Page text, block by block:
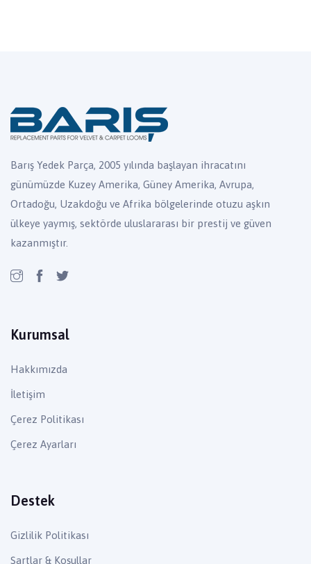
Barış Yedek Parça, 2005 yılında başlayan ihracatını
günümüzde Kuzey Amerika, Güney Amerika, Avrupa,
Ortadoğu, Uzakdoğu ve Afrika bölgelerinde otuzu aşkın
ülkeye yaymış, sektörde uluslararası bir prestij ve güven
kazanmıştır.
Kurumsal
Hakkımızda
İletişim
Çerez Politikası
Çerez Ayarları
Destek
Gizlilik Politikası
Şartlar & Koşullar